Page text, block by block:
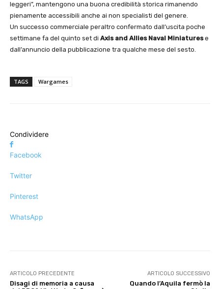
leggeri”, mantengono una buona credibilità storica rimanendo
pienamente accessibili anche ai non specialisti del genere.
Un successo commerciale peraltro confermato dall’uscita poche
settimane fa del quinto set di Axis and Allies Naval Miniaturese
dall’annuncio della pubblicazione tra qualche mese del sesto.
TAGS Wargames
Condividere
Facebook
Twitter
Pinterest
WhatsApp
ARTICOLO PRECEDENTE
Disagi di memoria a causa
ARTICOLO SUCCESSIVO
Quando l’Aquila fermò la